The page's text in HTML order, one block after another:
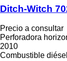
Ditch-Witch
Precio a consultar
Perforadora
2010
Combustible diésel